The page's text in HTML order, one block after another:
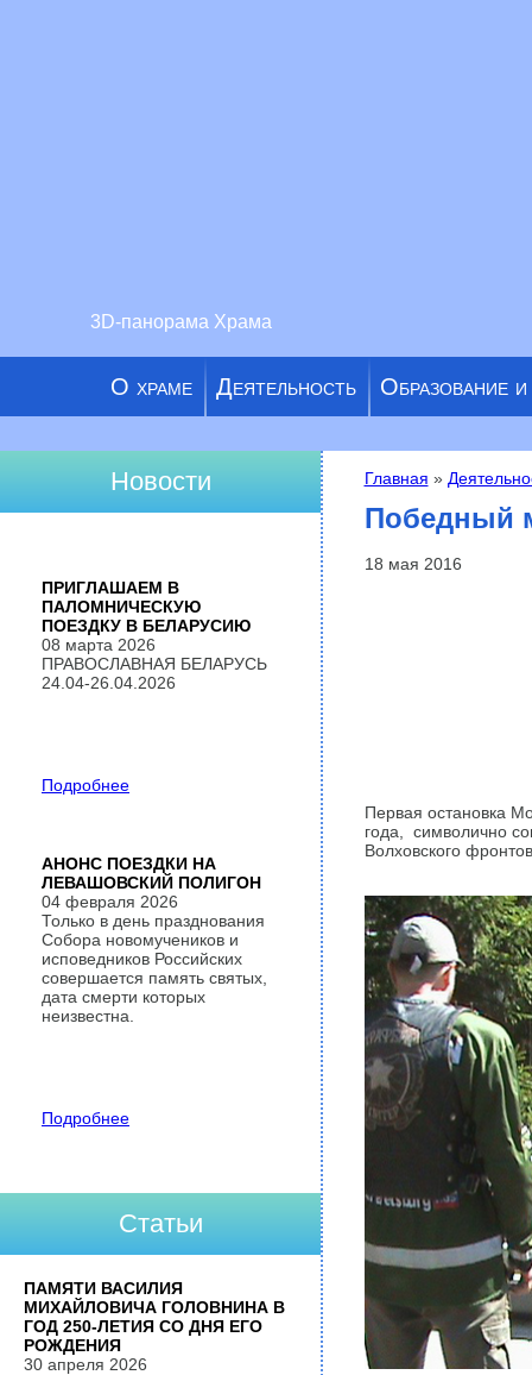
3D-панорама Храма
О храме Деятельность Образование
Вы здесь
Главная »
Победный
18 мая 2016
Первая остановка
года, символично
Волховского
Новости
ПРИГЛАШАЕМ В
ПАЛОМНИЧЕСКУЮ
ПОЕЗДКУ В БЕЛАРУСИЮ
08 марта 2026
ПРАВОСЛАВНАЯ БЕЛАРУСЬ
24.04-26.04.2026
Подробнее
АНОНС ПОЕЗДКИ НА
ЛЕВАШОВСКИЙ ПОЛИГОН
04 февраля 2026
Только в день празднования
Собора новомучеников и
исповедников Российских
совершается память святых,
дата смерти которых
неизвестна.
Подробнее
Статьи
ПАМЯТИ ВАСИЛИЯ
МИХАЙЛОВИЧА ГОЛОВНИНА В
ГОД 250-ЛЕТИЯ СО ДНЯ ЕГО
РОЖДЕНИЯ
30 апреля 2026